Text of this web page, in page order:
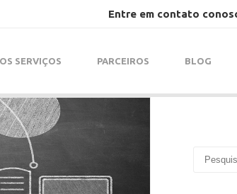
Entre em contato
SERVIÇOS PARCEIROS BLOG